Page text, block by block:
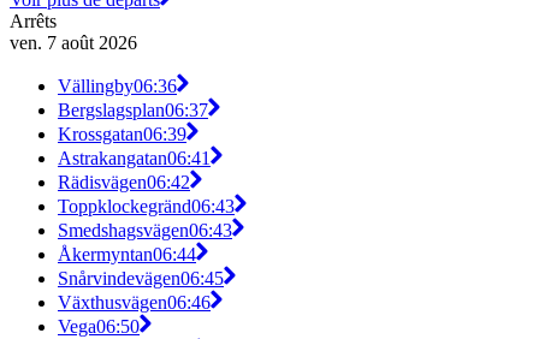
Arrêts
ven. 7 août 2026
Vällingby06:36
Bergslagsplan06:37
Krossgatan06:39
Astrakangatan06:41
Rädisvägen06:42
Toppklockegränd06:43
Smedshagsvägen06:43
Åkermyntan06:44
Snårvindevägen06:45
Växthusvägen06:46
Vega06:50